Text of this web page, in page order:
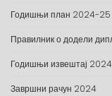
Годишњи план 2024-25
Правилник о додели
Годишњи извештај
Завршни рачун 2024